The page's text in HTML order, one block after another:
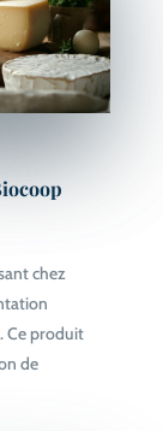
chez
Ce produit
de